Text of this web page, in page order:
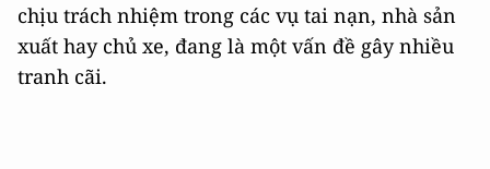
chịu trách nhiệm trong các vụ tai nạn, nhà sản
xuất hay chủ xe, đang là một vấn đề gây nhiều
tranh cãi.